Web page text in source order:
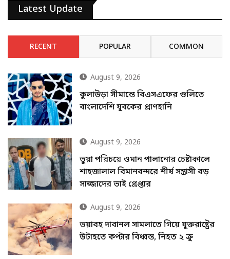
Latest Update
RECENT POPULAR COMMON
August 9, 2026
কুলাউড়া সীমান্তে বিএসএফের গুলিতে
বাংলাদেশি যুবকের প্রাণহানি
August 9, 2026
ভুয়া পরিচয়ে ওমান পালানোর চেষ্টাকালে
শাহজালাল বিমানবন্দরে শীর্ষ সন্ত্রাসী বড়
সাজ্জাদের ভাই গ্রেপ্তার
August 9, 2026
ভয়াবহ দাবানল সামলাতে গিয়ে যুক্তরাষ্ট্রের
উটাহতে কপ্টার বিধ্বস্ত, নিহত ২ ক্রু